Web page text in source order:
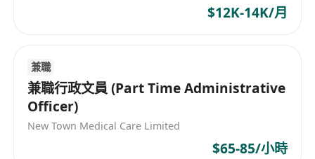
提供具市場競爭力的時薪，按實際工作時數準時
例依法享有相應權益。
靈活排班安排，兼顧學業、家庭或其他個人發展
需要，支援職涯過渡與經驗累積。
提供在職培訓及工作指導，協助提升行政實務技
$12K-14K/月
兼職
兼職行政文員 (Part Time Administrative
Officer)
New Town Medical Care Limited
$65-85/小時